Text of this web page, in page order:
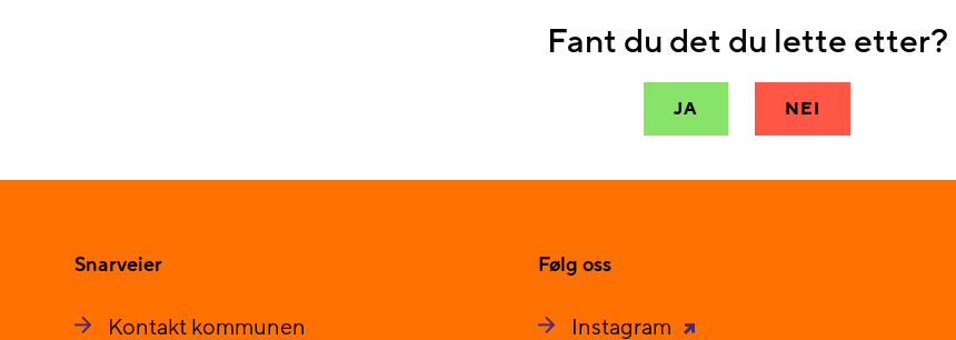
Fant du det du lette etter?
JA NEI
Snarveier
Kontakt kommunen
Følg oss
Instagram